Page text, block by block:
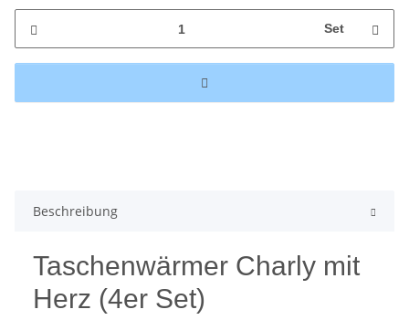
Set
Beschreibung
Taschenwärmer Charly mit
Herz (4er Set)